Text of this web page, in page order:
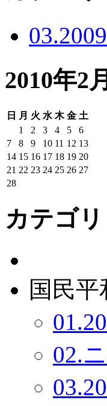
2010年2月
日 月 火 水 木 金 土
1
2 3 4 5
6
7
8 9 10 11 12 13
14 15 16 17 18 19 20
21 22 23 24 25 26 27
28
カテゴリ
国民
02.